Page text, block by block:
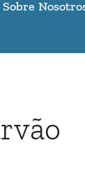
Sobre